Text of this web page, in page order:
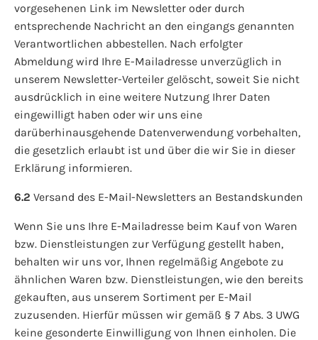
vorgesehenen Link im Newsletter oder durch
entsprechende Nachricht an den eingangs genannten
Verantwortlichen abbestellen. Nach erfolgter
Abmeldung wird Ihre E-Mailadresse unverzüglich in
unserem Newsletter-Verteiler gelöscht, soweit Sie nicht
ausdrücklich in eine weitere Nutzung Ihrer Daten
eingewilligt haben oder wir uns eine
darüberhinausgehende Datenverwendung vorbehalten,
die gesetzlich erlaubt ist und über die wir Sie in dieser
Erklärung informieren.
6.2 Versand des E-Mail-Newsletters an Bestandskunden
Wenn Sie uns Ihre E-Mailadresse beim Kauf von Waren
bzw. Dienstleistungen zur Verfügung gestellt haben,
behalten wir uns vor, Ihnen regelmäßig Angebote zu
ähnlichen Waren bzw. Dienstleistungen, wie den bereits
gekauften, aus unserem Sortiment per E-Mail
zuzusenden. Hierfür müssen wir gemäß § 7 Abs. 3 UWG
keine gesonderte Einwilligung von Ihnen einholen. Die